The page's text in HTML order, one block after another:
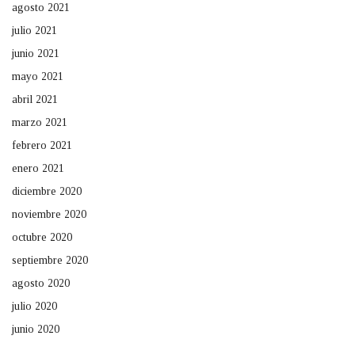
agosto 2021
julio 2021
junio 2021
mayo 2021
abril 2021
marzo 2021
febrero 2021
enero 2021
diciembre 2020
noviembre 2020
octubre 2020
septiembre 2020
agosto 2020
julio 2020
junio 2020